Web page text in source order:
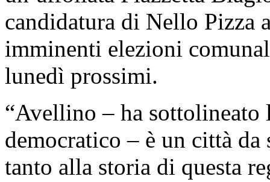
candidatura di Nello Pizza
imminenti elezioni
lunedì prossimi.
“Avellino – ha sottolineato
democratico – è un città da
tanto alla storia di questa